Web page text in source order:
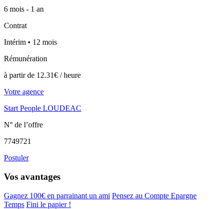
6 mois - 1 an
Contrat
Intérim • 12 mois
Rémunération
à partir de 12.31€ / heure
Votre agence
Start People LOUDEAC
N° de l’offre
7749721
Postuler
Vos avantages
Gagnez 100€ en parrainant un ami Pensez au Compte Epargne
Temps Fini le papier !